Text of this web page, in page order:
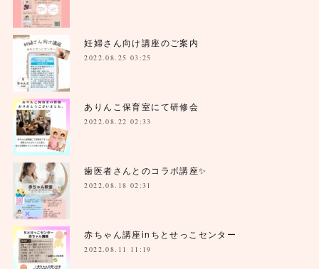
妊婦さん向け講座のご案内
2022.08.25 03:25
ありんこ保育室にて研修会
2022.08.22 02:33
歯医者さんとのコラボ講座✨
2022.08.18 02:31
赤ちゃん講座inちとせっこセンター
2022.08.11 11:19